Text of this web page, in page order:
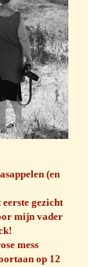
(en
gezicht
mijn vader
mess
op 12